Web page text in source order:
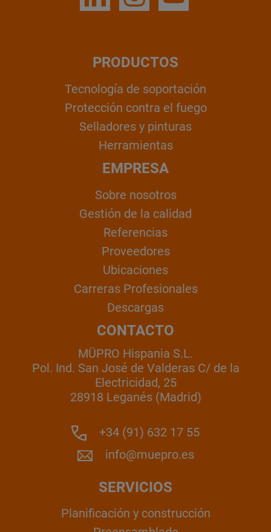
PRODUCTOS
Tecnología de soportación
Protección contra el fuego
Selladores y pinturas
Herramientas
EMPRESA
Sobre nosotros
Gestión de la calidad
Referencias
Proveedores
Ubicaciones
Carreras Profesionales
Descargas
CONTACTO
MÜPRO Hispania S.L.
Pol. Ind. San José de Valderas C/ de la
Electricidad, 25
28918 Leganés (Madrid)
+34 (91) 632 17 55
info@muepro.es
SERVICIOS
Planificación y construcción